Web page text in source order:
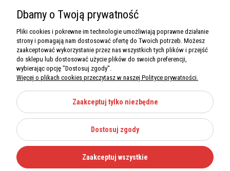
Sawim Group Mariusz Zdyb sp. k.
NIP: 5130284470
REGON: 5246591010
O nas
Informacje
Moje konto
Kategorie
Dbamy o Twoją prywatność
Pliki cookies i pokrewne im technologie umożliwiają poprawne działanie
strony i pomagają nam dostosować ofertę do Twoich potrzeb. Możesz
zaakceptować wykorzystanie przez nas wszystkich tych plików i przejść
do sklepu lub dostosować użycie plików do swoich preferencji,
wybierając opcję "Dostosuj zgody".
Więcej o plikach cookies przeczytasz w naszej Polityce prywatności.
Zaakceptuj tylko niezbędne
Dostosuj zgody
Zaakceptuj wszystkie